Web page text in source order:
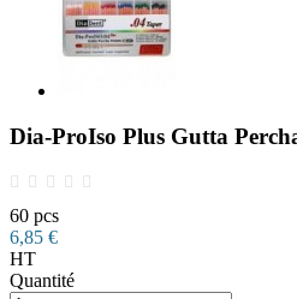
Dia-ProIso Plus Gutta
60 pcs
6,85 €
HT
Quantité